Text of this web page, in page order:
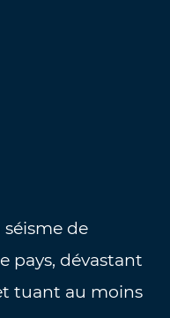
de
pays, dévastant
tuant au moins